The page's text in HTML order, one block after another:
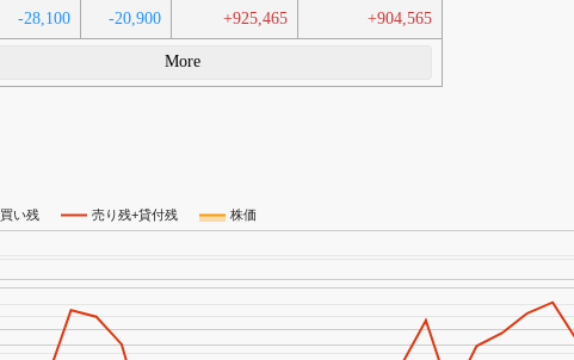
-28,100 -20,900 +925,465 +904,565
More
買い残 売り残+貸付残 株価